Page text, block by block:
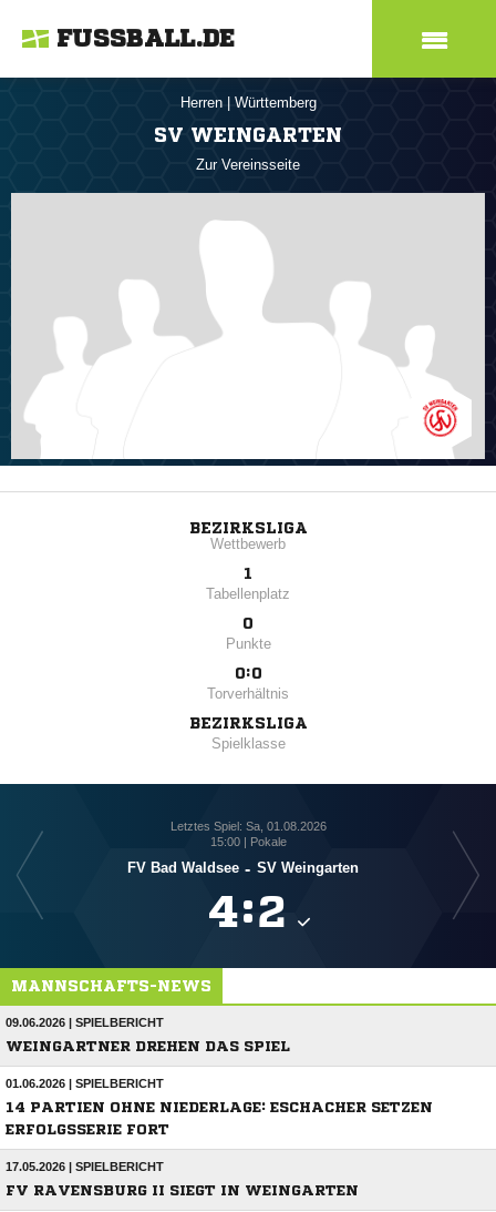
FUSSBALL.DE
Herren Württemberg
SV WEINGARTEN
Zur Vereinsseite
BEZIRKSLIGA
Wettbewerb
1
Tabellenplatz
0
Punkte
0:0
Torverhältnis
BEZIRKSLIGA
Spielklasse
Letztes Spiel: Sa, 01.08.2026
15:00 | Pokale
FV Bad Waldsee - SV Weingarten
:
MANNSCHAFTS-NEWS
09.06.2026 | SPIELBERICHT
WEINGARTNER DREHEN DAS SPIEL
01.06.2026 | SPIELBERICHT
14 PARTIEN OHNE NIEDERLAGE: ESCHACHER SETZEN
ERFOLGSSERIE FORT
17.05.2026 | SPIELBERICHT
FV RAVENSBURG II SIEGT IN WEINGARTEN